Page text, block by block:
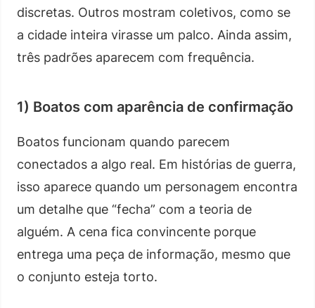
discretas. Outros mostram coletivos, como se
a cidade inteira virasse um palco. Ainda assim,
três padrões aparecem com frequência.
1) Boatos com aparência de confirmação
Boatos funcionam quando parecem
conectados a algo real. Em histórias de guerra,
isso aparece quando um personagem encontra
um detalhe que “fecha” com a teoria de
alguém. A cena fica convincente porque
entrega uma peça de informação, mesmo que
o conjunto esteja torto.